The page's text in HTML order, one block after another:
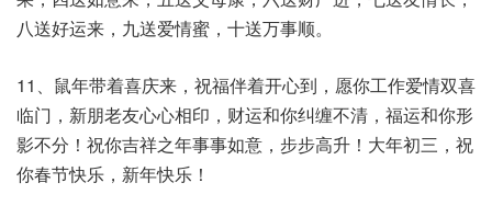
八送好运来，九送爱情蜜，十送万事顺。
11、鼠年带着喜庆来，祝福伴着开心到，愿你工作爱情双喜
临门，新朋老友心心相印，财运和你纠缠不清，福运和你形
影不分！祝你吉祥之年事事如意，步步高升！大年初三，祝
你春节快乐，新年快乐！